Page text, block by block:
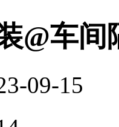
@车间
09-15